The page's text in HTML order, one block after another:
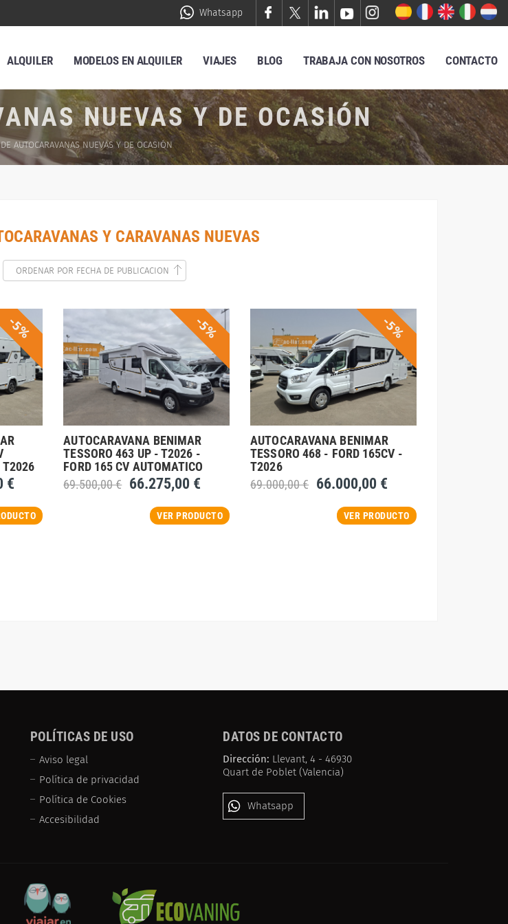
Whatsapp
ALQUILER MODELOS EN ALQUILER VIAJES BLOG TRABAJA CON NOSOTROS CONTACTO
NUEVAS Y DE OCASIÓN
AUTOCARAVANAS NUEVAS Y DE OCASIÓN
Y CARAVANAS NUEVAS
ORDENAR POR FECHA DE PUBLICACION
-5%
T2026
€
-5%
AUTOCARAVANA BENIMAR
TESSORO 463 UP - T2026 -
FORD 165 CV AUTOMATICO
69.500,00 € 66.275,00 €
VER PRODUCTO
-5%
AUTOCARAVANA BENIMAR
TESSORO 468 - FORD 165CV -
T2026
69.000,00 € 66.000,00 €
VER PRODUCTO
POLÍTICAS DE USO
Aviso legal
Política de privacidad
Política de Cookies
Accesibilidad
DATOS DE CONTACTO
Dirección: Llevant, 4 - 46930
Quart de Poblet (Valencia)
Whatsapp